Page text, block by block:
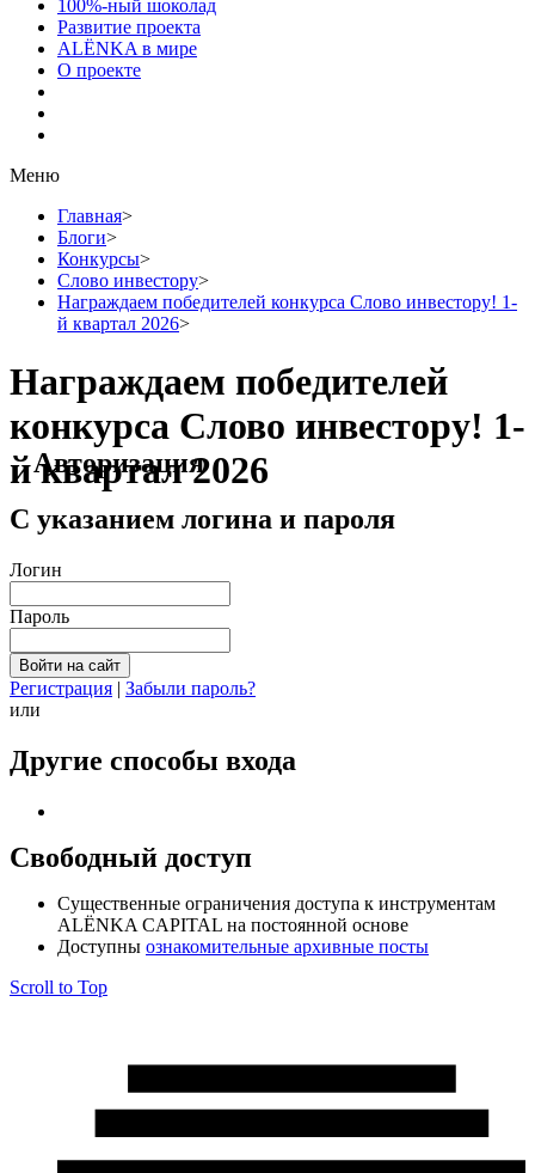
100%-ный шоколад
Развитие проекта
ALЁNKA в мире
О проекте
Меню
Главная>
Блоги>
Конкурсы>
Слово инвестору>
Награждаем победителей конкурса Слово инвестору! 1-
й квартал 2026>
Награждаем победителей
конкурса Слово инвестору! 1-
й квартал 2026
Авторизация
С указанием логина и пароля
Логин
Пароль
Регистрация | Забыли пароль?
или
Другие способы входа
Свободный доступ
Cущественные ограничения доступа к инструментам
ALЁNKA CAPITAL на постоянной основе
Доступны ознакомительные архивные посты
Scroll to Top